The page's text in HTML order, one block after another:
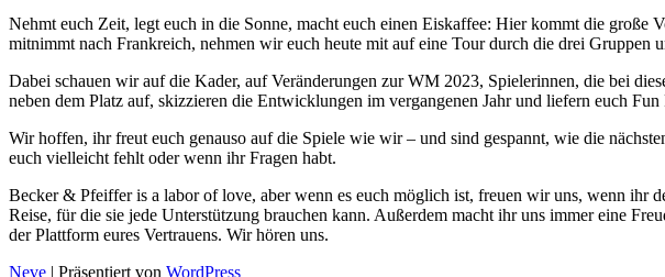
Nehmt euch Zeit, legt euch in die Sonne, macht euch einen Eiskaffee: Hier kommt die
mitnimmt nach Frankreich, nehmen wir euch heute mit auf eine Tour durch die drei Gruppen
Dabei schauen wir auf die Kader, auf Veränderungen zur WM 2023, Spielerinnen, die bei
neben dem Platz auf, skizzieren die Entwicklungen im vergangenen Jahr und liefern euch
Wir hoffen, ihr freut euch genauso auf die Spiele wie wir – und sind gespannt, wie die
euch vielleicht fehlt oder wenn ihr Fragen habt.
Becker & Pfeiffer is a labor of love, aber wenn es euch möglich ist, freuen wir uns, wenn ihr
Reise, für die sie jede Unterstützung brauchen kann. Außerdem macht ihr uns immer eine
der Plattform eures Vertrauens. Wir hören uns.
Neve | Präsentiert von WordPress